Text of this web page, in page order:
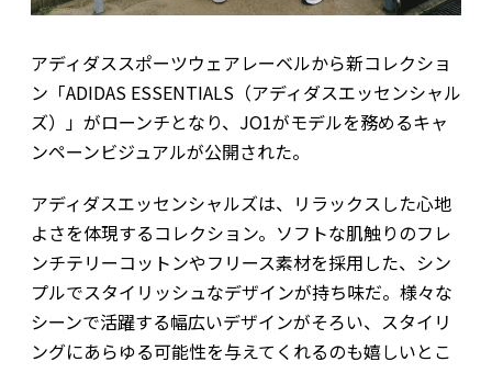
アディダススポーツウェアレーベルから新コレクショ
ン「ADIDAS ESSENTIALS（アディダスエッセンシャル
ズ）」がローンチとなり、JO1がモデルを務めるキャ
ンペーンビジュアルが公開された。
アディダスエッセンシャルズは、リラックスした心地
よさを体現するコレクション。ソフトな肌触りのフレ
ンチテリーコットンやフリース素材を採用した、シン
プルでスタイリッシュなデザインが持ち味だ。様々な
シーンで活躍する幅広いデザインがそろい、スタイリ
ングにあらゆる可能性を与えてくれるのも嬉しいとこ